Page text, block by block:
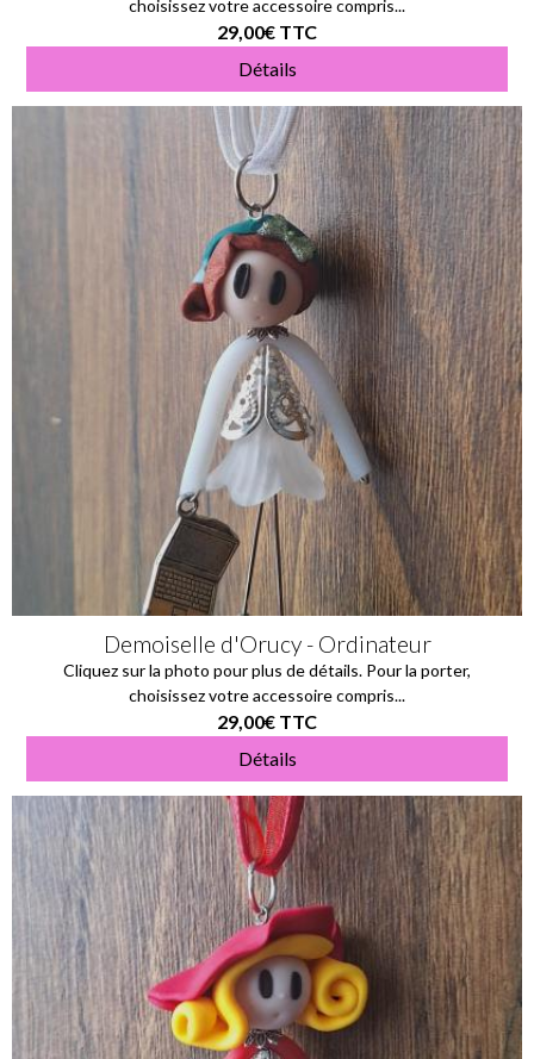
choisissez votre accessoire compris...
29,00€ TTC
Détails
Demoiselle d'Orucy - Ordinateur
Cliquez sur la photo pour plus de détails. Pour la porter,
choisissez votre accessoire compris...
29,00€ TTC
Détails